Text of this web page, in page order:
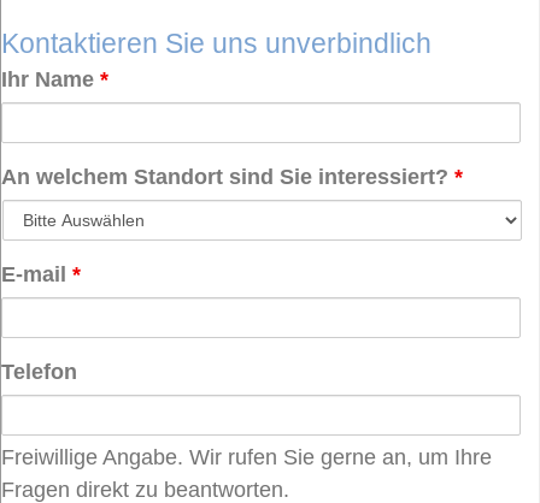
Kontaktieren Sie uns unverbindlich
Ihr Name *
An welchem Standort sind Sie interessiert? *
E-mail *
Telefon
Freiwillige Angabe. Wir rufen Sie gerne an, um Ihre
Fragen direkt zu beantworten.